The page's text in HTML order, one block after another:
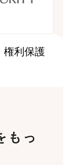
権利保護
もっ